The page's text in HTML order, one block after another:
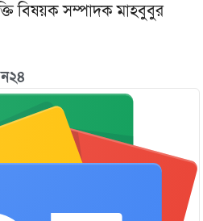
বিষয়ক সম্পাদক মাহবুবুর